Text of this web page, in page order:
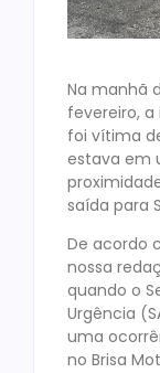
Na manhã
fevereiro,
foi vítima
estava em
saída para
De acordo
nossa
quando o
Urgência
uma
no Brisa